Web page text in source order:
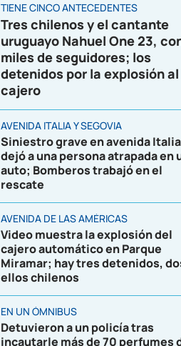
TIENE CINCO ANTECEDENTES
Tres chilenos y el cantante
uruguayo Nahuel One 23,
miles de seguidores; los
detenidos por la explosión al
cajero
AVENIDA ITALIA Y SEGOVIA
Siniestro grave en avenida Italia
dejó a una persona atrapada en
auto; Bomberos trabajó en el
rescate
AVENIDA DE LAS AMÉRICAS
Video muestra la explosión del
cajero automático en Parque
Miramar; hay tres detenidos,
ellos chilenos
EN UN ÓMNIBUS
Detuvieron a un policía tras
incautarle más de 70 perfumes